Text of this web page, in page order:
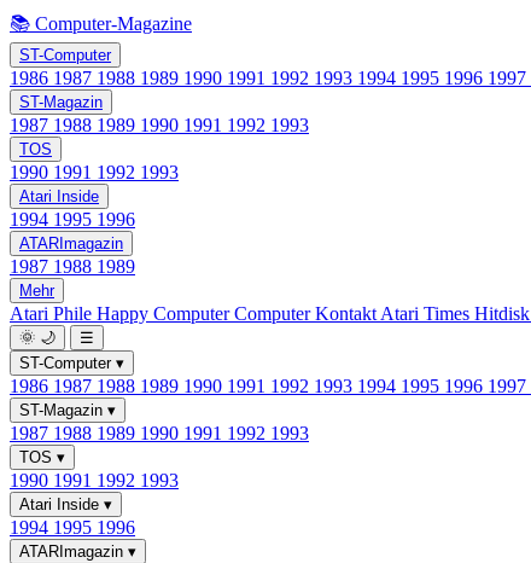
📚 Computer-Magazine
ST-Computer
1986 1987 1988 1989 1990 1991 1992 1993 1994 1995 1996 1997
ST-Magazin
1987 1988 1989 1990 1991 1992 1993
TOS
1990 1991 1992 1993
Atari Inside
1994 1995 1996
ATARImagazin
1987 1988 1989
Mehr
Atari Phile Happy ComputerComputer Kontakt Atari Times Hitdisk
🌞 🌙
☰
ST-Computer ▾
1986 1987 1988 1989 1990 1991 1992 1993 1994 1995 1996 1997
ST-Magazin ▾
1987 1988 1989 1990 1991 1992 1993
TOS ▾
1990 1991 1992 1993
Atari Inside ▾
1994 1995 1996
ATARImagazin ▾